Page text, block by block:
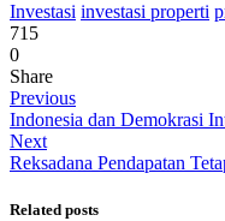
Investasi investasi properti
715
0
Share
Previous
Indonesia dan Demokrasi
Next
Reksadana Pendapatan
Related posts